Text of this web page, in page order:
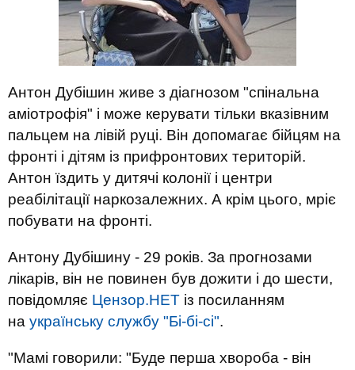
Антон Дубішин живе з діагнозом "спінальна
аміотрофія" і може керувати тільки вказівним
пальцем на лівій руці. Він допомагає бійцям на
фронті і дітям із прифронтових територій.
Антон їздить у дитячі колонії і центри
реабілітації наркозалежних. А крім цього, мріє
побувати на фронті.
Антону Дубішину - 29 років. За прогнозами
лікарів, він не повинен був дожити і до шести,
повідомляє Цензор.НЕТ із посиланням
на українську службу "Бі-бі-сі".
"Мамі говорили: "Буде перша хвороба - він